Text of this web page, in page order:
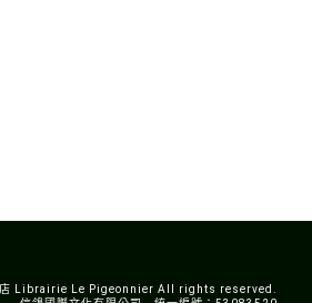
Librairie Le Pigeonnier All rights reserved.